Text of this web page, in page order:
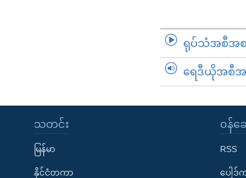
ရုပ်သံအစီအစဉ်
ရေဒီယိုအစီအစ
သတင်း
မြန်မာ
နိုင်ငံတကာ
၀န်ဆ
RSS
ပေါ့